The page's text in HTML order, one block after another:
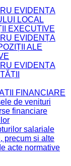
EVIDENȚA
LOCAL
EXECUTIVE
EVIDENȚA
ALE
EVIDENȚA
FINANCIARE
de venituri
financiare
salariale
precum si alte
acte normative